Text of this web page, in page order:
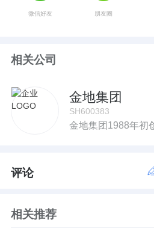
微信好友 朋友圈
相关公司
金地集团
SH600383
评论
相关推荐